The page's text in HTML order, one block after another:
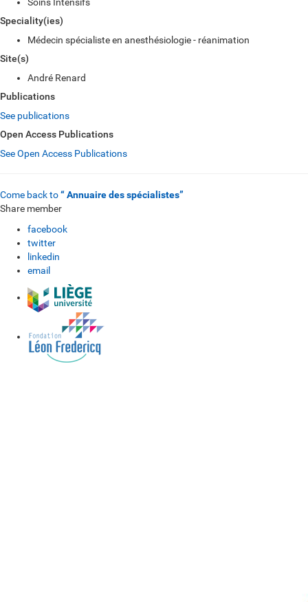
Speciality(ies)
Médecin spécialiste en anesthésiologie - réanimation
Site(s)
André Renard
Publications
See publications
Open Access Publications
See Open Access Publications
Come back to“ Annuaire des spécialistes”
Share member
facebook
twitter
linkedin
email